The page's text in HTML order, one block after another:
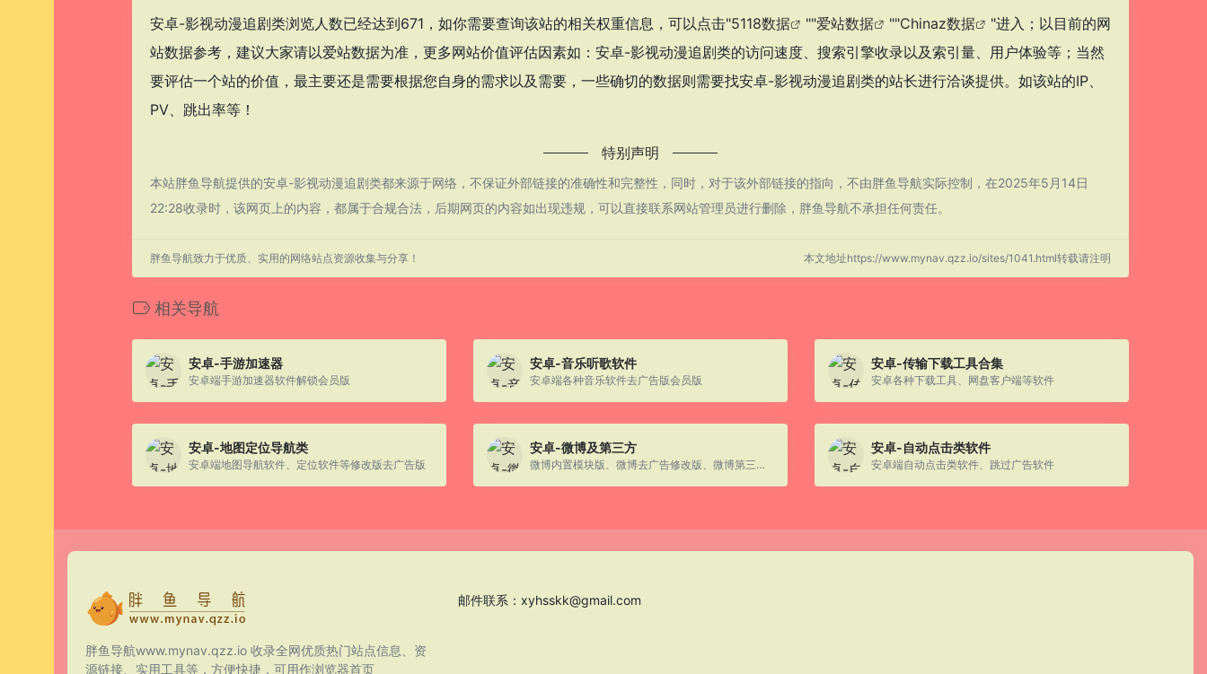
安卓-影视动漫追剧类浏览人数已经达到671，如你需要查询该站的相关权重信息，可以点击"5118数据 ""爱站数据 ""Chinaz数据
"进入；以目前的网
站数据参考，建议大家请以爱站数据为准，更多网站价值评估因素如：安卓-影视动漫追剧类的访问速度、搜索引擎收录以及索引量、用户体验等；当然
要评估一个站的价值，最主要还是需要根据您自身的需求以及需要，一些确切的数据则需要找安卓-影视动漫追剧类的站长进行洽谈提供。如该站的IP、
PV、跳出率等！
特别声明
本站胖鱼导航提供的安卓-影视动漫追剧类都来源于网络，不保证外部链接的准确性和完整性，同时，对于该外部链接的指向，不由胖鱼导航实际控制，在2025年5月14日
22:28收录时，该网页上的内容，都属于合规合法，后期网页的内容如出现违规，可以直接联系网站管理员进行删除，胖鱼导航不承担任何责任。
胖鱼导航致力于优质、实用的网络站点资源收集与分享！ 本文地址https://www.mynav.qzz.io/sites/1041.html转载请注明
相关导航
安卓-手游加速器
安卓端手游加速器软件解锁会员版
安卓-音乐听歌软件
安卓端各种音乐软件去广告版会员版
安卓-传输下载工具合集
安卓各种下载工具、网盘客户端等软件
安卓-地图定位导航类
安卓端地图导航软件、定位软件等修改版去广告版
安卓-微博及第三方
微博内置模块版、微博去广告修改版、微博第三方客户端
安卓-自动点击类软件
安卓端自动点击类软件、跳过广告软件
胖鱼导航www.mynav.qzz.io 收录全网优质热门站点信息、资
源链接、实用工具等，方便快捷，可用作浏览器首页
邮件联系： xyhsskk@gmail.com